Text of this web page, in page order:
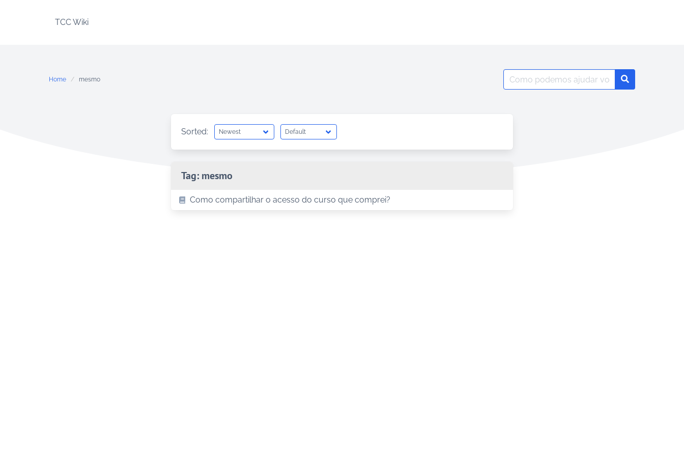
TCC Wiki
Home mesmo
Search
for:
Search
Sorted:
Tag: mesmo
Como compartilhar o acesso do curso que comprei?